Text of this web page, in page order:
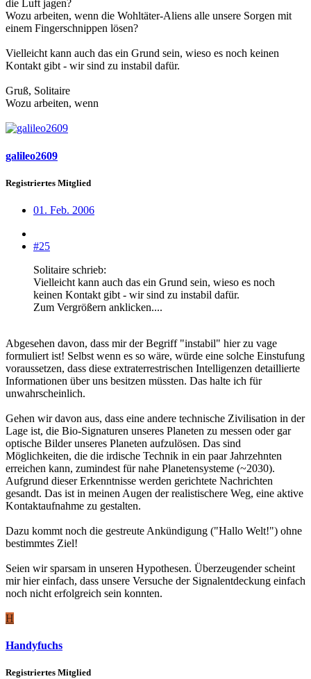
die Luft jagen?
Wozu arbeiten, wenn die Wohltäter-Aliens alle unsere Sorgen mit
einem Fingerschnippen lösen?
Vielleicht kann auch das ein Grund sein, wieso es noch keinen
Kontakt gibt - wir sind zu instabil dafür.
Gruß, Solitaire
Wozu arbeiten, wenn
galileo2609
Registriertes Mitglied
01. Feb. 2006
#25
Solitaire schrieb:
Vielleicht kann auch das ein Grund sein, wieso es noch
keinen Kontakt gibt - wir sind zu instabil dafür.
Zum Vergrößern anklicken....
Abgesehen davon, dass mir der Begriff "instabil" hier zu vage
formuliert ist! Selbst wenn es so wäre, würde eine solche Einstufung
voraussetzen, dass diese extraterrestrischen Intelligenzen detaillierte
Informationen über uns besitzen müssten. Das halte ich für
unwahrscheinlich.
Gehen wir davon aus, dass eine andere technische Zivilisation in der
Lage ist, die Bio-Signaturen unseres Planeten zu messen oder gar
optische Bilder unseres Planeten aufzulösen. Das sind
Möglichkeiten, die die irdische Technik in ein paar Jahrzehnten
erreichen kann, zumindest für nahe Planetensysteme (~2030).
Aufgrund dieser Erkenntnisse werden gerichtete Nachrichten
gesandt. Das ist in meinen Augen der realistischere Weg, eine aktive
Kontaktaufnahme zu gestalten.
Dazu kommt noch die gestreute Ankündigung ("Hallo Welt!") ohne
bestimmtes Ziel!
Seien wir sparsam in unseren Hypothesen. Überzeugender scheint
mir hier einfach, dass unsere Versuche der Signalentdeckung einfach
noch nicht erfolgreich sein konnten.
H
Handyfuchs
Registriertes Mitglied